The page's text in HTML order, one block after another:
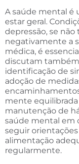
A saúde mental é
estar geral.
depressão, se
negativamente a
médica, é
discutam
identificação de
adoção de
mente
manutenção de
saúde mental em
seguir
alimentação
regularmente.